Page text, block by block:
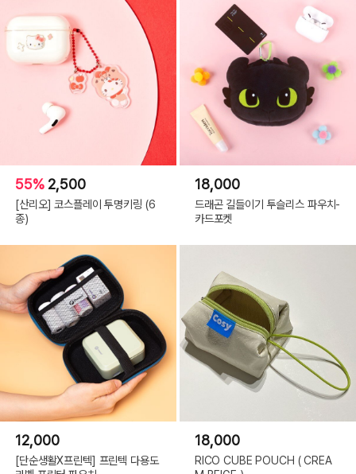
55% 2,500
[산리오] 코스플레이 투명키링 (6
종)
18,000
드래곤 길들이기 투슬리스 파우치-
카드포켓
12,000
[단순생활X프린텍] 프린텍 다용도
18,000
RICO CUBE POUCH ( CREA